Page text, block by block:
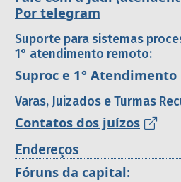
Por telegram
Suporte para sistemas
1° atendimento remoto:
Suproc e 1° Atendimento
Varas, Juizados e Turmas
Contatos dos juízos
Endereços
Fóruns da capital: